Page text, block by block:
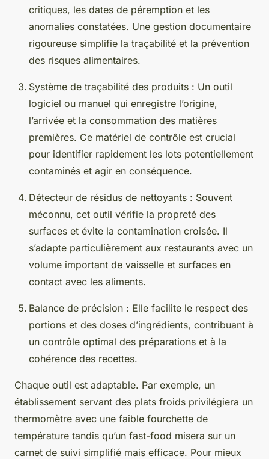
critiques, les dates de péremption et les
anomalies constatées. Une gestion documentaire
rigoureuse simplifie la traçabilité et la prévention
des risques alimentaires.
Système de traçabilité des produits : Un outil
logiciel ou manuel qui enregistre l’origine,
l’arrivée et la consommation des matières
premières. Ce matériel de contrôle est crucial
pour identifier rapidement les lots potentiellement
contaminés et agir en conséquence.
Détecteur de résidus de nettoyants : Souvent
méconnu, cet outil vérifie la propreté des
surfaces et évite la contamination croisée. Il
s’adapte particulièrement aux restaurants avec un
volume important de vaisselle et surfaces en
contact avec les aliments.
Balance de précision : Elle facilite le respect des
portions et des doses d’ingrédients, contribuant à
un contrôle optimal des préparations et à la
cohérence des recettes.
Chaque outil est adaptable. Par exemple, un
établissement servant des plats froids privilégiera un
thermomètre avec une faible fourchette de
température tandis qu’un fast-food misera sur un
carnet de suivi simplifié mais efficace. Pour mieux